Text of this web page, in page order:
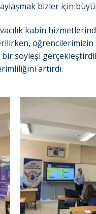
bizler için
kabin
söyleşi
artırdı.